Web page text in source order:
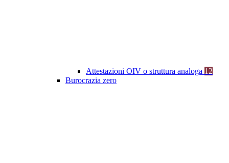
Attestazioni OIV o struttura analoga 12
Burocrazia zero